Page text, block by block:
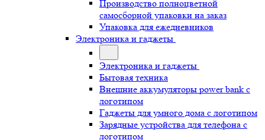
Производство полноцветной
самосборной упаковки на заказ
Упаковка для ежедневников
Электроника и гаджеты
Электроника и гаджеты
Бытовая техника
Внешние аккумуляторы power bank с
логотипом
Гаджеты для умного дома с логотипом
Зарядные устройства для телефона с
логотипом